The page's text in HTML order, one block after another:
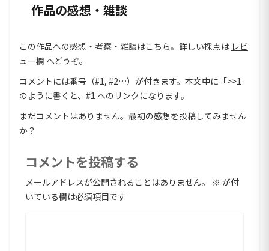
作品の感想・雑談
この作品への感想・考察・雑談はこちら。詳しい採点は レビ
ュー欄 へどうぞ。
コメントには番号（#1, #2…）が付きます。本文中に「>>1」
のように書くと、#1 へのリンクになります。
まだコメントはありません。最初の感想を投稿してみません
か？
コメントを投稿する
メールアドレスが公開されることはありません。 ※ が付
いている欄は必須項目です